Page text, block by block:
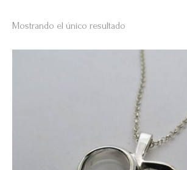
Mostrando el único resultado